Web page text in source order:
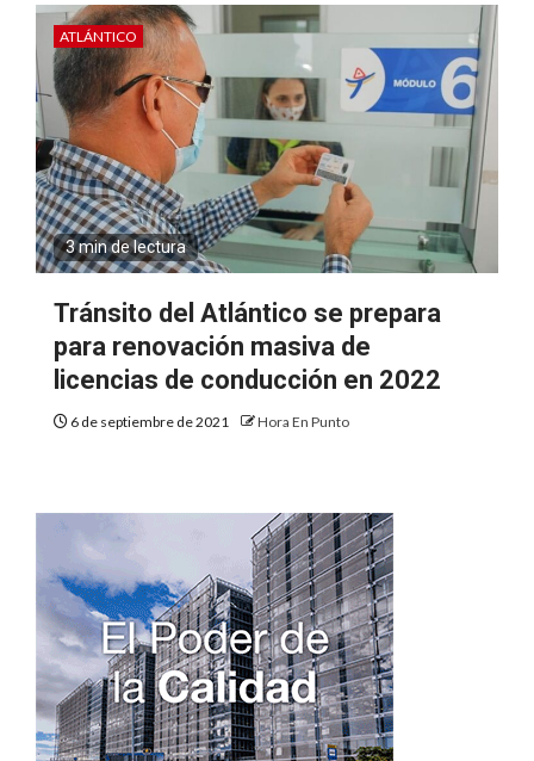
ATLÁNTICO
3 min de lectura
Tránsito del Atlántico se prepara
para renovación masiva de
licencias de conducción en 2022
6 de septiembre de 2021 Hora En Punto